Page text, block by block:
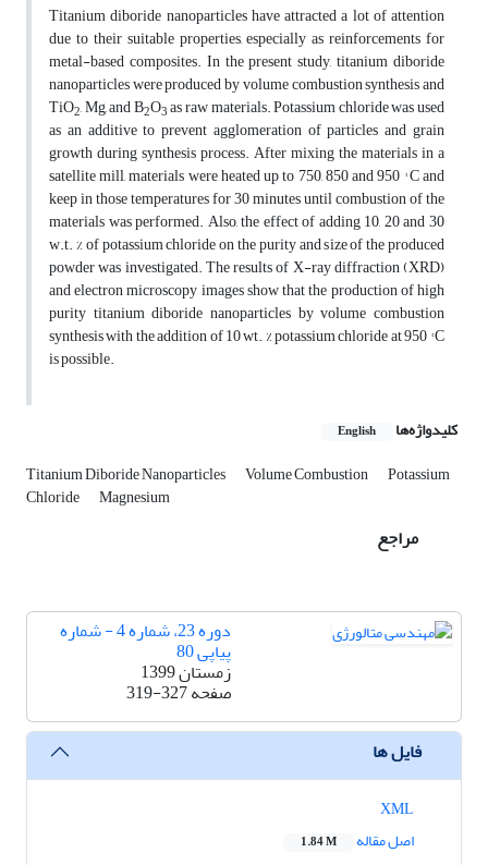
Titanium diboride nanoparticles have attracted a lot of attention
due to their suitable properties, especially as reinforcements for
metal-based composites. In the present study, titanium diboride
nanoparticles were produced by volume combustion synthesis and
TiO2, Mg, and B2O3as raw materials. Potassium chloride was used
as an additive to prevent agglomeration of particles and grain
growth during synthesis process. After mixing the materials in a
satellite mill, materials were heated up to 750, 850 and 950 ° C and
keep in those temperatures for 30 minutes until combustion of the
materials was performed. Also, the effect of adding 10, 20 and 30
w.t. % of potassium chloride on the purity and size of the produced
powder was investigated. The results of X-ray diffraction (XRD)
and electron microscopy images show that the production of high
purity titanium diboride nanoparticles by volume combustion
synthesis with the addition of 10 wt. % potassium chloride at 950 ° C
is possible.
کلیدواژه‌ها English
Titanium Diboride Nanoparticles Volume Combustion Potassium
Chloride Magnesium
مراجع
دوره 23، شماره 4 - شماره
پیاپی 80
زمستان 1399
صفحه319-327
فایل ها
اصل مقاله
1.84 M